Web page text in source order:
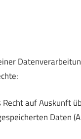
Recht auf Auskunft
Daten